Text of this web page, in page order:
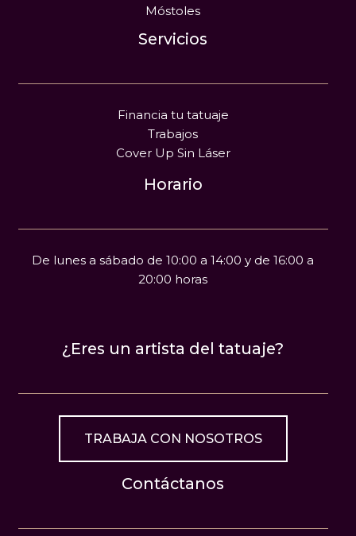
Móstoles
Servicios
Financia tu tatuaje
Trabajos
Cover Up Sin Láser
Horario
De lunes a sábado de 10:00 a 14:00 y de 16:00 a
20:00 horas
¿Eres un artista del tatuaje?
TRABAJA CON NOSOTROS
Contáctanos